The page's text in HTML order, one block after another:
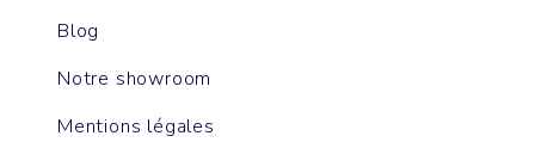
Blog
Notre showroom
Mentions légales